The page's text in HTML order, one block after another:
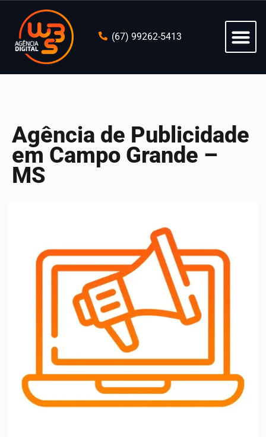
(67) 99262-5413
Agência de Publicidade
em Campo Grande –
MS